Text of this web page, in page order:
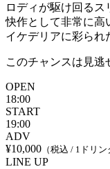
ロディが駆け回るス
快作として非常に高
イケデリアに彩られ
このチャンスは見逃
OPEN
18:00
START
19:00
ADV
¥10,000 （税込 / 1ドリ
LINE UP